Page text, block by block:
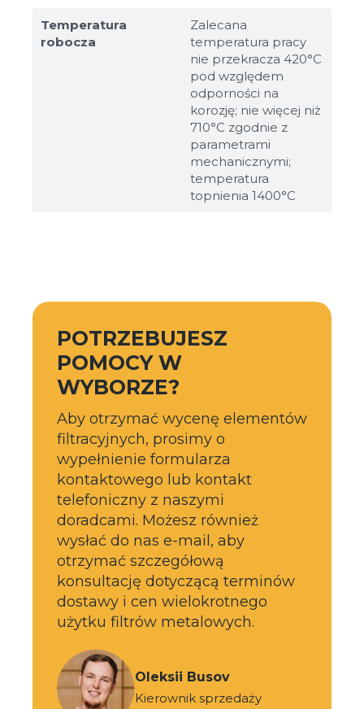
Temperatura
robocza
Zalecana
temperatura pracy
nie przekracza 420°C
pod względem
odporności na
korozję; nie więcej niż
710°C zgodnie z
parametrami
mechanicznymi;
temperatura
topnienia 1400°C
POTRZEBUJESZ
POMOCY W
WYBORZE?
Aby otrzymać wycenę elementów
filtracyjnych, prosimy o
wypełnienie formularza
kontaktowego lub kontakt
telefoniczny z naszymi
doradcami. Możesz również
wysłać do nas e-mail, aby
otrzymać szczegółową
konsultację dotyczącą terminów
dostawy i cen wielokrotnego
użytku filtrów metalowych.
Oleksii Busov
Kierownik sprzedaży